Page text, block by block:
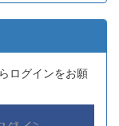
ログインをお願